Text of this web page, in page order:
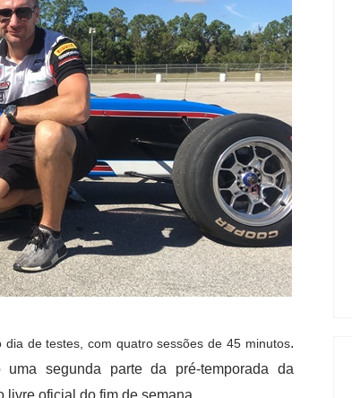
de testes, com quatro sessões de 45 minutos.
segunda parte da pré-temporada da
oficial do fim de semana.